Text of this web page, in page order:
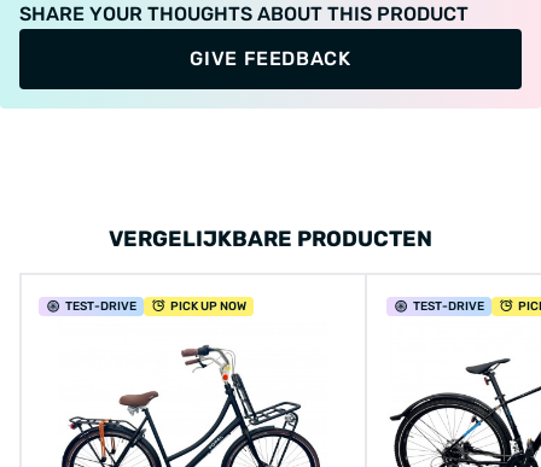
SHARE YOUR THOUGHTS ABOUT THIS PRODUCT
GIVE FEEDBACK
VERGELIJKBARE PRODUCTEN
TEST-DRIVE PICK UP NOW TEST-DRIVE